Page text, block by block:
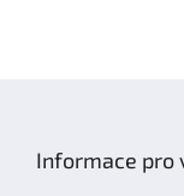
Informace pro